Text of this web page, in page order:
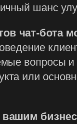
шанс
чат-бота
вопросы и
или